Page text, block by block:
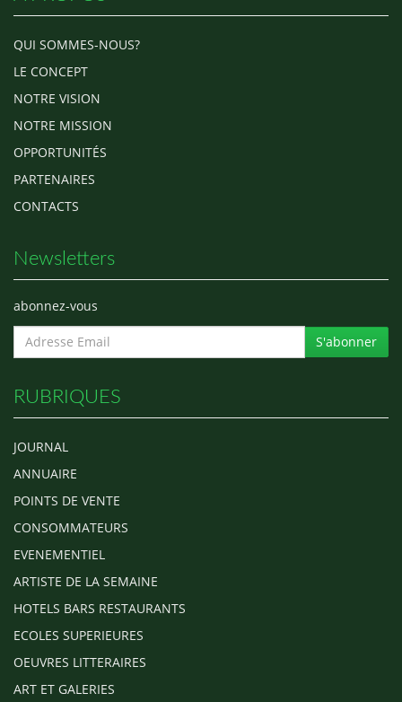
QUI SOMMES-NOUS?
LE CONCEPT
NOTRE VISION
NOTRE MISSION
OPPORTUNITÉS
PARTENAIRES
CONTACTS
Newsletters
abonnez-vous
S'abonner
RUBRIQUES
JOURNAL
ANNUAIRE
POINTS DE VENTE
CONSOMMATEURS
EVENEMENTIEL
ARTISTE DE LA SEMAINE
HOTELS BARS RESTAURANTS
ECOLES SUPERIEURES
OEUVRES LITTERAIRES
ART ET GALERIES